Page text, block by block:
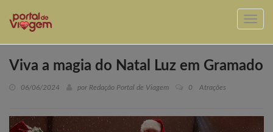
Viva a magia do Natal Luz em Gramado
06/06/2024 por Redação Portal de Viagem 0 Atrações